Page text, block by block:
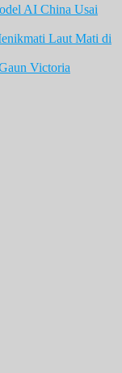
AI China Usai
Laut Mati di
Victoria